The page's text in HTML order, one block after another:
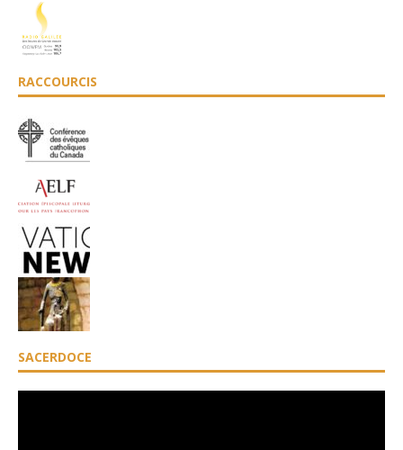
RACCOURCIS
SACERDOCE